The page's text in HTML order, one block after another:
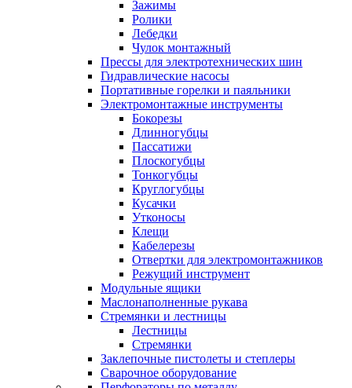
Зажимы
Ролики
Лебедки
Чулок монтажный
Прессы для электротехнических шин
Гидравлические насосы
Портативные горелки и паяльники
Электромонтажные инструменты
Бокорезы
Длинногубцы
Пассатижи
Плоскогубцы
Тонкогубцы
Круглогубцы
Кусачки
Утконосы
Клещи
Кабелерезы
Отвертки для электромонтажников
Режущий инструмент
Модульные ящики
Маслонаполненные рукава
Стремянки и лестницы
Лестницы
Стремянки
Заклепочные пистолеты и степлеры
Сварочное оборудование